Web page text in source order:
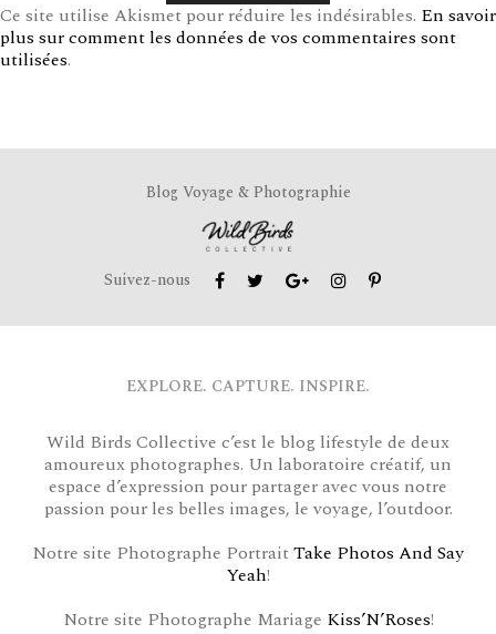
Ce site utilise Akismet pour réduire les indésirables. En savoir
plus sur comment les données de vos commentaires sont
utilisées.
Blog Voyage & Photographie
Suivez-nous
EXPLORE. CAPTURE. INSPIRE.
Wild Birds Collective c’est le blog lifestyle de deux
amoureux photographes. Un laboratoire créatif, un
espace d’expression pour partager avec vous notre
passion pour les belles images, le voyage, l’outdoor.
Notre site Photographe PortraitTake Photos And Say
Yeah!
Notre site Photographe Mariage Kiss’N’Roses!